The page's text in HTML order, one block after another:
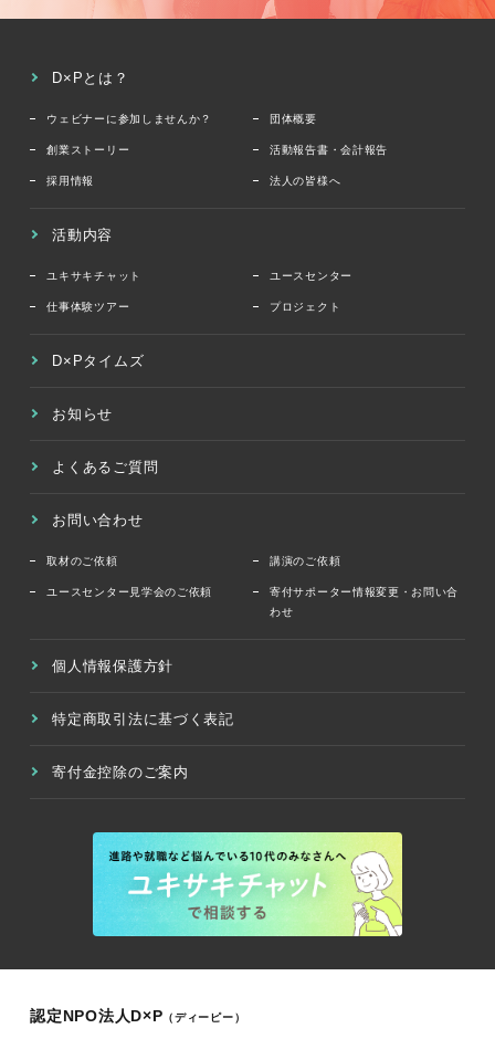
D×Pとは？
ウェビナーに参加しませんか？ 団体概要
創業ストーリー 活動報告書・会計報告
採用情報 法人の皆様へ
活動内容
ユキサキチャット ユースセンター
仕事体験ツアー プロジェクト
D×Pタイムズ
お知らせ
よくあるご質問
お問い合わせ
取材のご依頼 講演のご依頼
ユースセンター見学会のご依頼
寄付サポーター情報変更・お問い合
わせ
個人情報保護方針
特定商取引法に基づく表記
寄付金控除のご案内
認定NPO法人D×P （ディーピー）